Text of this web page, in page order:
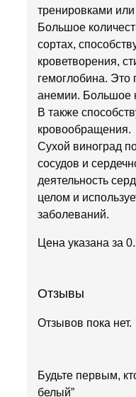
тренировками
Большое
сортах,
кроветворения,
гемоглобина. Это
анемии. Большое
В также
кровообращения.
Сухой виноград
сосудов и
деятельность
целом и
заболеваний.
Цена указана за
Отзывы
Отзывов пока нет.
Будьте первым,
белый”